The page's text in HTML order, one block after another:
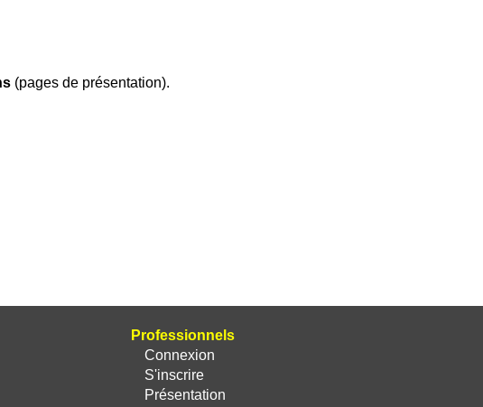
(pages de présentation).
Professionnels
Connexion
S'inscrire
Présentation